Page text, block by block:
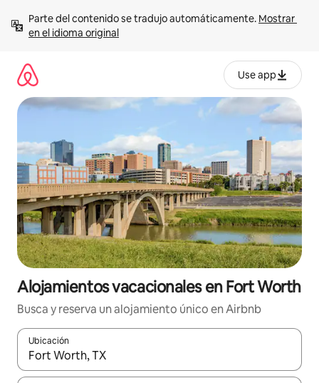
contenido
Parte del contenido se tradujo automáticamente. Mostrar
en el idioma original
Use app
Alojamientos vacacionales en Fort Worth
Busca y reserva un alojamiento único en Airbnb
Ubicación
Cuando los resultados estén disponibles, podrás navegar